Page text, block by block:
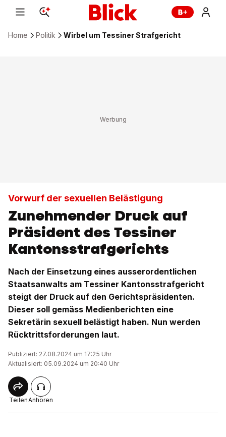
Home Politik Wirbel um Tessiner Strafgericht
Vorwurf der sexuellen Belästigung
Zunehmender Druck auf
Präsident des Tessiner
Kantonsstrafgerichts
Nach der Einsetzung eines ausserordentlichen
Staatsanwalts am Tessiner Kantonsstrafgericht
steigt der Druck auf den Gerichtspräsidenten.
Dieser soll gemäss Medienberichten eine
Sekretärin sexuell belästigt haben. Nun werden
Rücktrittsforderungen laut.
Publiziert: 27.08.2024 um 17:25 Uhr
Aktualisiert: 05.09.2024 um 20:40 Uhr
TeilenAnhören